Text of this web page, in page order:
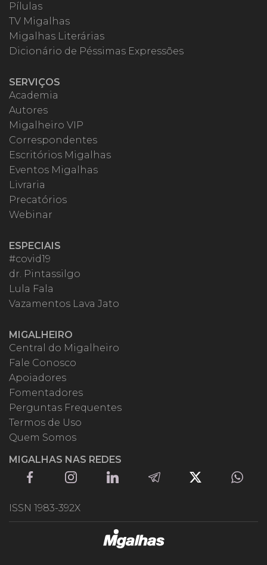
Pílulas
TV Migalhas
Migalhas Literárias
Dicionário de Péssimas Expressões
SERVIÇOS
Academia
Autores
Migalheiro VIP
Correspondentes
Escritórios Migalhas
Eventos Migalhas
Livraria
Precatórios
Webinar
ESPECIAIS
#covid19
dr. Pintassilgo
Lula Fala
Vazamentos Lava Jato
MIGALHEIRO
Central do Migalheiro
Fale Conosco
Apoiadores
Fomentadores
Perguntas Frequentes
Termos de Uso
Quem Somos
MIGALHAS NAS REDES
ISSN 1983-392X